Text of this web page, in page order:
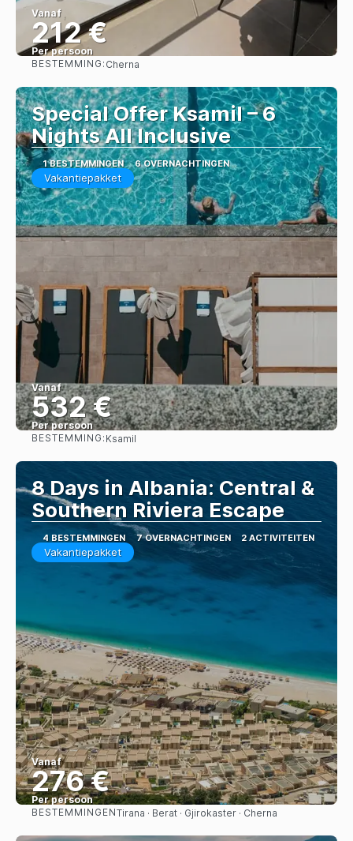
Vanaf
212 €
Per persoon
BESTEMMING: Cherna
Special Offer Ksamil – 6
Nights All Inclusive
1 BESTEMMINGEN 6 OVERNACHTINGEN
Vakantiepakket
Vanaf
532 €
Per persoon
BESTEMMING: Ksamil
8 Days in Albania: Central &
Southern Riviera Escape
4 BESTEMMINGEN 7 OVERNACHTINGEN 2 ACTIVITEITEN
Vakantiepakket
Vanaf
276 €
Per persoon
Bekijk
BESTEMMINGENTirana · Berat · Gjirokaster · Cherna